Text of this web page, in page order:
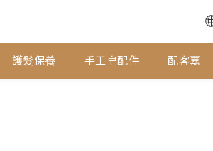
護髮保養 手工皂配件 配客嘉